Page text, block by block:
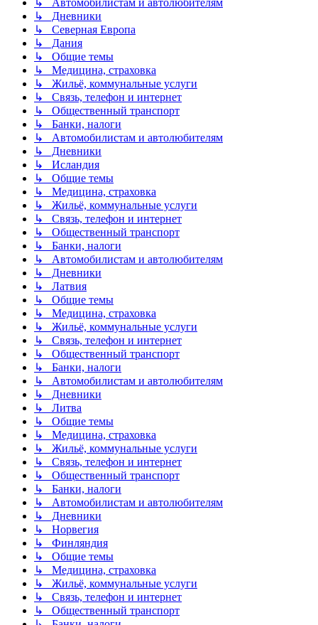
↳ Дневники
↳ Северная Европа
↳ Дания
↳ Общие темы
↳ Медицина, страховка
↳ Жильё, коммунальные услуги
↳ Связь, телефон и интернет
↳ Общественный транспорт
↳ Банки, налоги
↳ Автомобилистам и автолюбителям
↳ Дневники
↳ Исландия
↳ Общие темы
↳ Медицина, страховка
↳ Жильё, коммунальные услуги
↳ Связь, телефон и интернет
↳ Общественный транспорт
↳ Банки, налоги
↳ Автомобилистам и автолюбителям
↳ Дневники
↳ Латвия
↳ Общие темы
↳ Медицина, страховка
↳ Жильё, коммунальные услуги
↳ Связь, телефон и интернет
↳ Общественный транспорт
↳ Банки, налоги
↳ Автомобилистам и автолюбителям
↳ Дневники
↳ Литва
↳ Общие темы
↳ Медицина, страховка
↳ Жильё, коммунальные услуги
↳ Связь, телефон и интернет
↳ Общественный транспорт
↳ Банки, налоги
↳ Автомобилистам и автолюбителям
↳ Дневники
↳ Норвегия
↳ Финляндия
↳ Общие темы
↳ Медицина, страховка
↳ Жильё, коммунальные услуги
↳ Связь, телефон и интернет
↳ Общественный транспорт